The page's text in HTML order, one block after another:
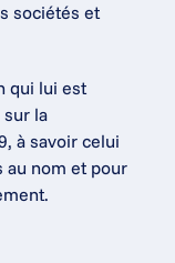
sociétés et
qui lui est
la
à savoir celui
au nom et pour